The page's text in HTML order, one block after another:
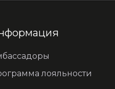
лояльности